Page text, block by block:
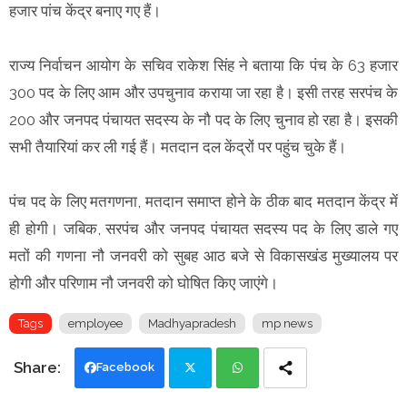
हजार पांच केंद्र बनाए गए हैं।
राज्य निर्वाचन आयोग के सचिव राकेश सिंह ने बताया कि पंच के 63 हजार
300 पद के लिए आम और उपचुनाव कराया जा रहा है। इसी तरह सरपंच के
200 और जनपद पंचायत सदस्य के नौ पद के लिए चुनाव हो रहा है। इसकी
सभी तैयारियां कर ली गई हैं। मतदान दल केंद्रों पर पहुंच चुके हैं।
पंच पद के लिए मतगणना, मतदान समाप्त होने के ठीक बाद मतदान केंद्र में
ही होगी। जबिक, सरपंच और जनपद पंचायत सदस्य पद के लिए डाले गए
मतों की गणना नौ जनवरी को सुबह आठ बजे से विकासखंड मुख्यालय पर
होगी और परिणाम नौ जनवरी को घोषित किए जाएंगे।
Tags employee Madhyapradesh mp news
Facebook